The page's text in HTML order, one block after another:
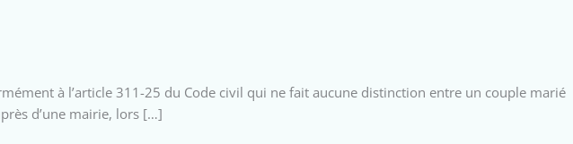
à l’article 311-25 du Code civil qui ne fait aucune distinction entre un couple marié
d’une mairie, lors […]